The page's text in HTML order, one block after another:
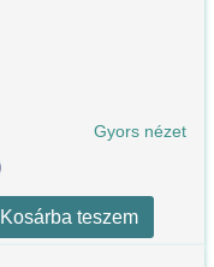
Gyors nézet
Kosárba teszem